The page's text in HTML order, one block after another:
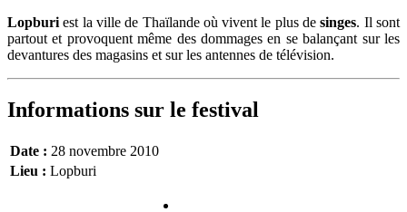
Lopburiest la ville de Thaïlande où vivent le plus desinges. Il sont
partout et provoquent même des dommages en se balançant sur les
devantures des magasins et sur les antennes de télévision.
Informations sur le festival
Date : 28 novembre 2010
Lieu : Lopburi